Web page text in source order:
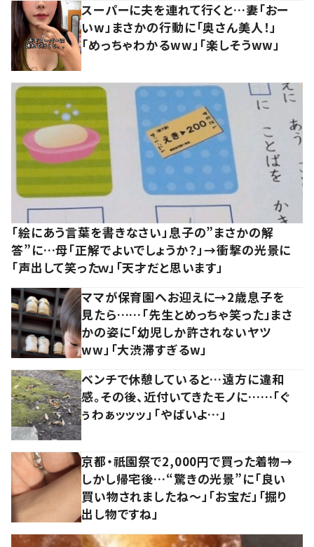
スーパーに夫を連れて行くと…妻「おー
いw」まさかの行動に「奥さん美人！」
「めっちゃわかるww」「楽しそうww」
「絵にあう言葉を書きなさい」息子の”まさかの解
答”に…母「正解でよいでしょうか？」→衝撃の光景に
「声出して笑ったｗ」「天才だと思います」
ママが保育園へお迎えに→2歳息子を
見たら……「先生とめっちゃ笑った」まさ
かの姿に「幼児しか許されないヤツ
ww」「大渋滞すぎるw」
ベンチで休憩していると…遠方に違和
感。その後、近付いてきたモノに……「ぐ
ぅわぁッッッ」「やばいよ…」
京都・祇園祭で2,000円で買った着物→
しかし帰宅後…“驚きの光景”に「良い
買い物されましたね～」「お宝だ」「掘り
出し物ですね」